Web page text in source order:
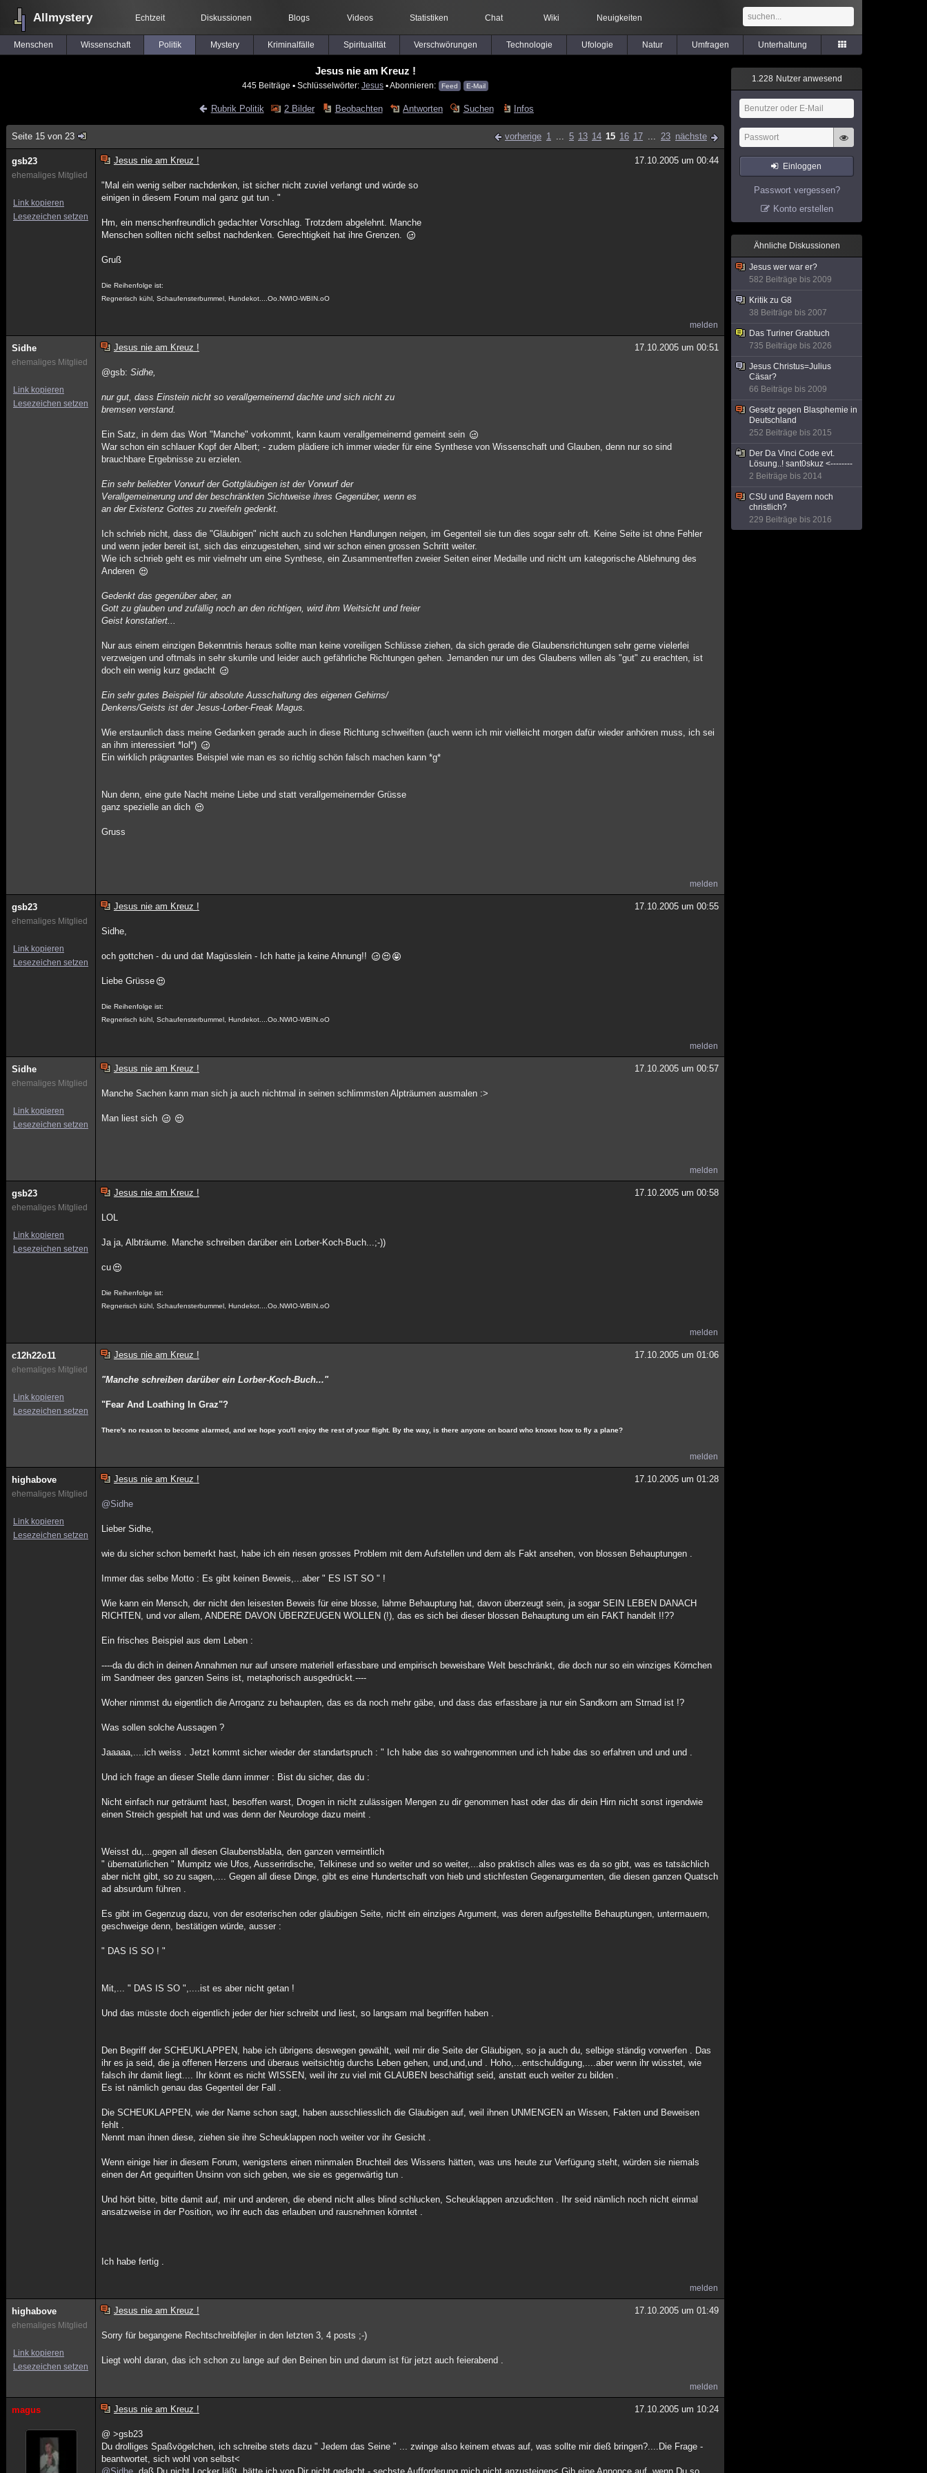
Allmystery Echtzeit Diskussionen Blogs Videos Statistiken Chat Wiki Neuigkeiten
Menschen Wissenschaft Politik Mystery Kriminalfälle Spiritualität Verschwörungen Technologie Ufologie Natur Umfragen Unterhaltung
Jesus nie am Kreuz !
445 Beiträge ▪ Schlüsselwörter: Jesus ▪ Abonnieren: Feed E-Mail
Rubrik Politik 2 Bilder Beobachten Antworten Suchen Infos
Seite 15 von 23 vorherige 1 ... 5 13 14 15 16 17 ... 23 nächste
gsb23
ehemaliges Mitglied
Link kopieren
Lesezeichen setzen
Jesus nie am Kreuz ! 17.10.2005 um 00:44
"Mal ein wenig selber nachdenken, ist sicher nicht zuviel verlangt und würde so
einigen in diesem Forum mal ganz gut tun . "
Hm, ein menschenfreundlich gedachter Vorschlag. Trotzdem abgelehnt. Manche
Menschen sollten nicht selbst nachdenken. Gerechtigkeit hat ihre Grenzen.
Gruß
Die Reihenfolge ist:
Regnerisch kühl, Schaufensterbummel, Hundekot....Oo.NWIO-WBIN.oO
melden
Sidhe
ehemaliges Mitglied
Link kopieren
Lesezeichen setzen
Jesus nie am Kreuz ! 17.10.2005 um 00:51
@gsb:Sidhe,
nur gut, dass Einstein nicht so verallgemeinernd dachte und sich nicht zu
bremsen verstand.
Ein Satz, in dem das Wort "Manche" vorkommt, kann kaum verallgemeinernd gemeint sein
War schon ein schlauer Kopf der Albert; - zudem plädiere ich immer wieder für eine Synthese von Wissenschaft und Glauben, denn nur so sind
brauchbare Ergebnisse zu erzielen.
Ein sehr beliebter Vorwurf der Gottgläubigen ist der Vorwurf der
Verallgemeinerung und der beschränkten Sichtweise ihres Gegenüber, wenn es
an der Existenz Gottes zu zweifeln gedenkt.
Ich schrieb nicht, dass die "Gläubigen" nicht auch zu solchen Handlungen neigen, im Gegenteil sie tun dies sogar sehr oft. Keine Seite ist ohne Fehler
und wenn jeder bereit ist, sich das einzugestehen, sind wir schon einen grossen Schritt weiter.
Wie ich schrieb geht es mir vielmehr um eine Synthese, ein Zusammentreffen zweier Seiten einer Medaille und nicht um kategorische Ablehnung des
Anderen
Gedenkt das gegenüber aber, an
Gott zu glauben und zufällig noch an den richtigen, wird ihm Weitsicht und freier
Geist konstatiert...
Nur aus einem einzigen Bekenntnis heraus sollte man keine voreiligen Schlüsse ziehen, da sich gerade die Glaubensrichtungen sehr gerne vielerlei
verzweigen und oftmals in sehr skurrile und leider auch gefährliche Richtungen gehen. Jemanden nur um des Glaubens willen als "gut" zu erachten, ist
doch ein wenig kurz gedacht
Ein sehr gutes Beispiel für absolute Ausschaltung des eigenen Gehirns/
Denkens/Geists ist der Jesus-Lorber-Freak Magus.
Wie erstaunlich dass meine Gedanken gerade auch in diese Richtung schweiften (auch wenn ich mir vielleicht morgen dafür wieder anhören muss, ich sei
an ihm interessiert *lol*)
Ein wirklich prägnantes Beispiel wie man es so richtig schön falsch machen kann *g*
Nun denn, eine gute Nacht meine Liebe und statt verallgemeinernder Grüsse
ganz spezielle an dich
Gruss
melden
gsb23
ehemaliges Mitglied
Link kopieren
Lesezeichen setzen
Jesus nie am Kreuz ! 17.10.2005 um 00:55
Sidhe,
och gottchen - du und dat Magüsslein - Ich hatte ja keine Ahnung!!
Liebe Grüsse
Die Reihenfolge ist:
Regnerisch kühl, Schaufensterbummel, Hundekot....Oo.NWIO-WBIN.oO
melden
Sidhe
ehemaliges Mitglied
Link kopieren
Lesezeichen setzen
Jesus nie am Kreuz ! 17.10.2005 um 00:57
Manche Sachen kann man sich ja auch nichtmal in seinen schlimmsten Alpträumen ausmalen :>
Man liest sich
melden
gsb23
ehemaliges Mitglied
Link kopieren
Lesezeichen setzen
Jesus nie am Kreuz ! 17.10.2005 um 00:58
LOL
Ja ja, Albträume. Manche schreiben darüber ein Lorber-Koch-Buch...;-))
cu
Die Reihenfolge ist:
Regnerisch kühl, Schaufensterbummel, Hundekot....Oo.NWIO-WBIN.oO
melden
c12h22o11
ehemaliges Mitglied
Link kopieren
Lesezeichen setzen
Jesus nie am Kreuz ! 17.10.2005 um 01:06
"Manche schreiben darüber ein Lorber-Koch-Buch..."
"Fear And Loathing In Graz"?
There's no reason to become alarmed, and we hope you'll enjoy the rest of your flight. By the way, is there anyone on board who knows how to fly a plane?
melden
highabove
ehemaliges Mitglied
Link kopieren
Lesezeichen setzen
Jesus nie am Kreuz ! 17.10.2005 um 01:28
@Sidhe
Lieber Sidhe,
wie du sicher schon bemerkt hast, habe ich ein riesen grosses Problem mit dem Aufstellen und dem als Fakt ansehen, von blossen Behauptungen .
Immer das selbe Motto : Es gibt keinen Beweis,...aber " ES IST SO " !
Wie kann ein Mensch, der nicht den leisesten Beweis für eine blosse, lahme Behauptung hat, davon überzeugt sein, ja sogar SEIN LEBEN DANACH
RICHTEN, und vor allem, ANDERE DAVON ÜBERZEUGEN WOLLEN (!), das es sich bei dieser blossen Behauptung um ein FAKT handelt !!??
Ein frisches Beispiel aus dem Leben :
----da du dich in deinen Annahmen nur auf unsere materiell erfassbare und empirisch beweisbare Welt beschränkt, die doch nur so ein winziges Körnchen
im Sandmeer des ganzen Seins ist, metaphorisch ausgedrückt.----
Woher nimmst du eigentlich die Arroganz zu behaupten, das es da noch mehr gäbe, und dass das erfassbare ja nur ein Sandkorn am Strnad ist !?
Was sollen solche Aussagen ?
Jaaaaa,....ich weiss . Jetzt kommt sicher wieder der standartspruch : " Ich habe das so wahrgenommen und ich habe das so erfahren und und und .
Und ich frage an dieser Stelle dann immer : Bist du sicher, das du :
Nicht einfach nur geträumt hast, besoffen warst, Drogen in nicht zulässigen Mengen zu dir genommen hast oder das dir dein Hirn nicht sonst irgendwie
einen Streich gespielt hat und was denn der Neurologe dazu meint .
Weisst du,...gegen all diesen Glaubensblabla, den ganzen vermeintlich
" übernatürlichen " Mumpitz wie Ufos, Ausserirdische, Telkinese und so weiter und so weiter,...also praktisch alles was es da so gibt, was es tatsächlich
aber nicht gibt, so zu sagen,.... Gegen all diese Dinge, gibt es eine Hundertschaft von hieb und stichfesten Gegenargumenten, die diesen ganzen Quatsch
ad absurdum führen .
Es gibt im Gegenzug dazu, von der esoterischen oder gläubigen Seite, nicht ein einziges Argument, was deren aufgestellte Behauptungen, untermauern,
geschweige denn, bestätigen würde, ausser :
" DAS IS SO ! "
Mit,... " DAS IS SO ",....ist es aber nicht getan !
Und das müsste doch eigentlich jeder der hier schreibt und liest, so langsam mal begriffen haben .
Den Begriff der SCHEUKLAPPEN, habe ich übrigens deswegen gewählt, weil mir die Seite der Gläubigen, so ja auch du, selbige ständig vorwerfen . Das
ihr es ja seid, die ja offenen Herzens und überaus weitsichtig durchs Leben gehen, und,und,und . Hoho,...entschuldigung,....aber wenn ihr wüsstet, wie
falsch ihr damit liegt.... Ihr könnt es nicht WISSEN, weil ihr zu viel mit GLAUBEN beschäftigt seid, anstatt euch weiter zu bilden .
Es ist nämlich genau das Gegenteil der Fall .
Die SCHEUKLAPPEN, wie der Name schon sagt, haben ausschliesslich die Gläubigen auf, weil ihnen UNMENGEN an Wissen, Fakten und Beweisen
fehlt .
Nennt man ihnen diese, ziehen sie ihre Scheuklappen noch weiter vor ihr Gesicht .
Wenn einige hier in diesem Forum, wenigstens einen minmalen Bruchteil des Wissens hätten, was uns heute zur Verfügung steht, würden sie niemals
einen der Art gequirlten Unsinn von sich geben, wie sie es gegenwärtig tun .
Und hört bitte, bitte damit auf, mir und anderen, die ebend nicht alles blind schlucken, Scheuklappen anzudichten . Ihr seid nämlich noch nicht einmal
ansatzweise in der Position, wo ihr euch das erlauben und rausnehmen könntet .
Ich habe fertig .
melden
highabove
ehemaliges Mitglied
Link kopieren
Lesezeichen setzen
Jesus nie am Kreuz ! 17.10.2005 um 01:49
Sorry für begangene Rechtschreibfejler in den letzten 3, 4 posts ;-)
Liegt wohl daran, das ich schon zu lange auf den Beinen bin und darum ist für jetzt auch feierabend .
melden
magus Jesus nie am Kreuz ! 17.10.2005 um 10:24
@ >gsb23
Du drolliges Spaßvögelchen, ich schreibe stets dazu " Jedem das Seine " ... zwinge also keinem etwas auf, was sollte mir dieß bringen?....Die Frage -
beantwortet, sich wohl von selbst<
1.228 Nutzer anwesend
Einloggen
Passwort vergessen?
Konto erstellen
Ähnliche Diskussionen
Jesus wer war er?
582 Beiträge bis 2009
Kritik zu G8
38 Beiträge bis 2007
Das Turiner Grabtuch
735 Beiträge bis 2026
Jesus Christus=Julius
Cäsar?
66 Beiträge bis 2009
Gesetz gegen Blasphemie in
Deutschland
252 Beiträge bis 2015
Der Da Vinci Code evt.
Lösung..! sant0skuz <--------
2 Beiträge bis 2014
CSU und Bayern noch
christlich?
229 Beiträge bis 2016